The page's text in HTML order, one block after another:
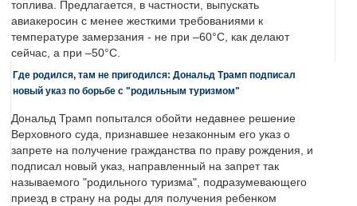
топлива. Предлагается, в частности, выпускать
авиакеросин с менее жесткими требованиями к
температуре замерзания - не при –60°C, как делают
сейчас, а при –50°C.
Где родился, там не пригодился: Дональд Трамп подписал
новый указ по борьбе с "родильным туризмом"
Дональд Трамп попытался обойти недавнее решение
Верховного суда, признавшее незаконным его указ о
запрете на получение гражданства по праву рождения, и
подписал новый указ, направленный на запрет так
называемого "родильного туризма", подразумевающего
приезд в страну на роды для получения ребенком